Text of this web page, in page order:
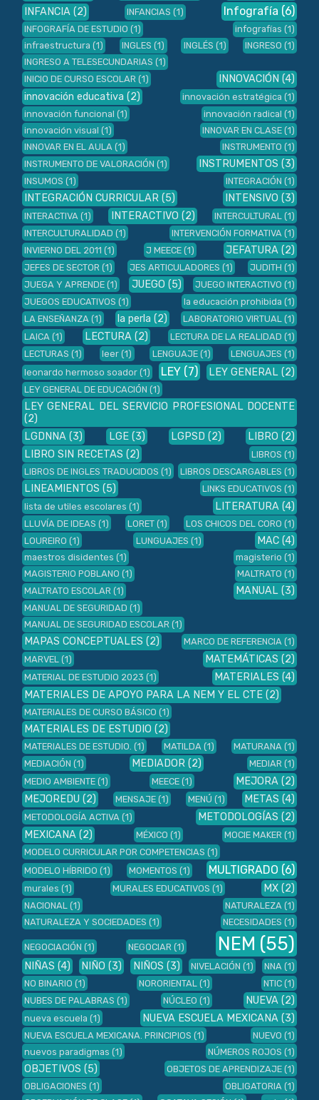
INFANCIA (2) INFANCIAS (1) Infografía (6)
INFOGRAFÍA DE ESTUDIO (1) infografías (1)
infraestructura (1) INGLES (1) INGLÉS (1) INGRESO (1)
INGRESO A TELESECUNDARIAS (1)
INICIO DE CURSO ESCOLAR (1) INNOVACIÓN (4)
innovación educativa (2) innovación estratégica (1)
innovación funcional (1) innovación radical (1)
innovación visual (1) INNOVAR EN CLASE (1)
INNOVAR EN EL AULA (1) INSTRUMENTO (1)
INSTRUMENTO DE VALORACIÓN (1) INSTRUMENTOS (3)
INSUMOS (1) INTEGRACIÓN (1)
INTEGRACIÓN CURRICULAR (5) INTENSIVO (3)
INTERACTIVA (1) INTERACTIVO (2) INTERCULTURAL (1)
INTERCULTURALIDAD (1) INTERVENCIÓN FORMATIVA (1)
INVIERNO DEL 2011 (1) J MEECE (1) JEFATURA (2)
JEFES DE SECTOR (1) JES ARTICULADORES (1) JUDITH (1)
JUEGA Y APRENDE (1) JUEGO (5) JUEGO INTERACTIVO (1)
JUEGOS EDUCATIVOS (1) la educación prohibida (1)
LA ENSEÑANZA (1) la perla (2) LABORATORIO VIRTUAL (1)
LAICA (1) LECTURA (2) LECTURA DE LA REALIDAD (1)
LECTURAS (1) leer (1) LENGUAJE (1) LENGUAJES (1)
leonardo hermoso soador (1) LEY (7) LEY GENERAL (2)
LEY GENERAL DE EDUCACIÓN (1)
LEY GENERAL DEL SERVICIO PROFESIONAL DOCENTE
(2)
LGDNNA (3) LGE (3) LGPSD (2) LIBRO (2)
LIBRO SIN RECETAS (2) LIBROS (1)
LIBROS DE INGLES TRADUCIDOS (1) LIBROS DESCARGABLES (1)
LINEAMIENTOS (5) LINKS EDUCATIVOS (1)
lista de utiles escolares (1) LITERATURA (4)
LLUVÍA DE IDEAS (1) LORET (1) LOS CHICOS DEL CORO (1)
LOUREIRO (1) LUNGUAJES (1) MAC (4)
maestros disidentes (1) magisterio (1)
MAGISTERIO POBLANO (1) MALTRATO (1)
MALTRATO ESCOLAR (1) MANUAL (3)
MANUAL DE SEGURIDAD (1)
MANUAL DE SEGURIDAD ESCOLAR (1)
MAPAS CONCEPTUALES (2) MARCO DE REFERENCIA (1)
MARVEL (1) MATEMÁTICAS (2)
MATERIAL DE ESTUDIO 2023 (1) MATERIALES (4)
MATERIALES DE APOYO PARA LA NEM Y EL CTE (2)
MATERIALES DE CURSO BÁSICO (1)
MATERIALES DE ESTUDIO (2)
MATERIALES DE ESTUDIO. (1) MATILDA (1) MATURANA (1)
MEDIACIÓN (1) MEDIADOR (2) MEDIAR (1)
MEDIO AMBIENTE (1) MEECE (1) MEJORA (2)
MEJOREDU (2) MENSAJE (1) MENÚ (1) METAS (4)
METODOLOGÍA ACTIVA (1) METODOLOGÍAS (2)
MEXICANA (2) MÉXICO (1) MOCIE MAKER (1)
MODELO CURRICULAR POR COMPETENCIAS (1)
MODELO HÍBRIDO (1) MOMENTOS (1) MULTIGRADO (6)
murales (1) MURALES EDUCATIVOS (1) MX (2)
NACIONAL (1) NATURALEZA (1)
NATURALEZA Y SOCIEDADES (1) NECESIDADES (1)
NEGOCIACIÓN (1) NEGOCIAR (1) NEM (55)
NIÑAS (4) NIÑO (3) NIÑOS (3) NIVELACIÓN (1) NNA (1)
NO BINARIO (1) NORORIENTAL (1) NTIC (1)
NUBES DE PALABRAS (1) NÚCLEO (1) NUEVA (2)
nueva escuela (1) NUEVA ESCUELA MEXICANA (3)
NUEVA ESCUELA MEXICANA. PRINCIPIOS (1) NUEVO (1)
nuevos paradigmas (1) NÚMEROS ROJOS (1)
OBJETIVOS (5) OBJETOS DE APRENDIZAJE (1)
OBLIGACIONES (1) OBLIGATORIA (1)